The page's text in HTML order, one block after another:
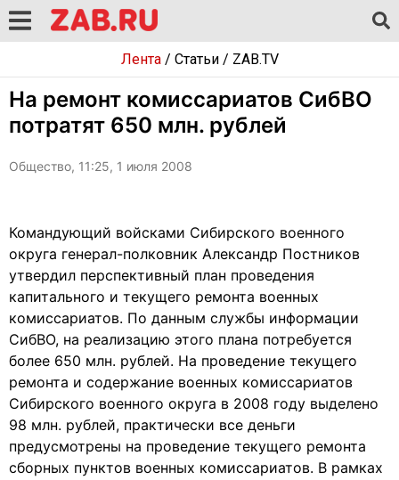
Лента/ Статьи/ ZAB.TV
На ремонт комиссариатов СибВО
потратят 650 млн. рублей
Общество, 11:25, 1 июля 2008
Командующий войсками Сибирского военного
округа генерал-полковник Александр Постников
утвердил перспективный план проведения
капитального и текущего ремонта военных
комиссариатов. По данным службы информации
СибВО, на реализацию этого плана потребуется
более 650 млн. рублей. На проведение текущего
ремонта и содержание военных комиссариатов
Сибирского военного округа в 2008 году выделено
98 млн. рублей, практически все деньги
предусмотрены на проведение текущего ремонта
сборных пунктов военных комиссариатов. В рамках